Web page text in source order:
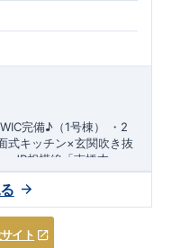
当のお付き合いだと考
完備♪（1号棟）
・2
式キッチン×玄関吹き抜
・JR相模線「南橋本」駅
まで徒歩24分
7分 ・そうてつ
ンドラッグ相模原
ン相模原横山1丁目
イト